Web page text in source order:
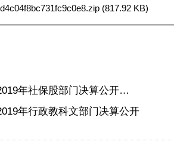
(817.92 KB)
年社保股部门决算公开…
年行政教科文部门决算公开